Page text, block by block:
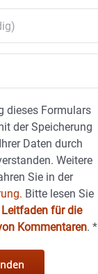
dieses Formulars
der Speicherung
Daten durch
Weitere
Sie in der
Bitte lesen Sie
Leitfaden für die
Kommentaren.*